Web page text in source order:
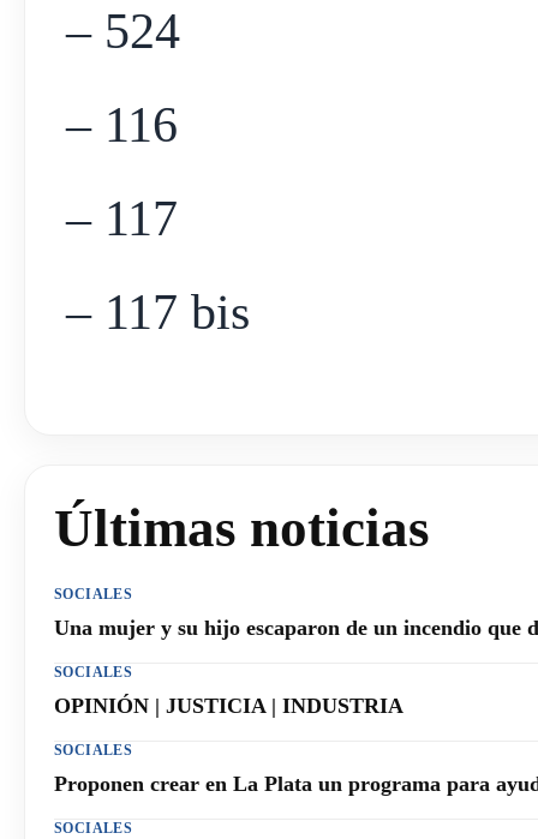
– 524
– 116
– 117
– 117 bis
Últimas noticias
SOCIALES
Una mujer y su hijo escaparon de un incendio que
SOCIALES
OPINIÓN | JUSTICIA | INDUSTRIA
SOCIALES
Proponen crear en La Plata un programa para
SOCIALES